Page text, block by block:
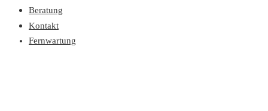
Beratung
Kontakt
Fernwartung